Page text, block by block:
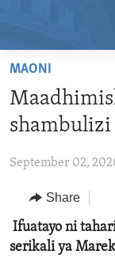
Skip
main
content
to
Navigation
Skip
to
VIDEO
REGIONS
AFRICA
AMERICAS
TOPICS
HUMAN RIGHTS
SECURITY AND
ARCHIVE
ABOUT US
MAONI
September 02,
Share
Ifuatayo ni
serikali ya